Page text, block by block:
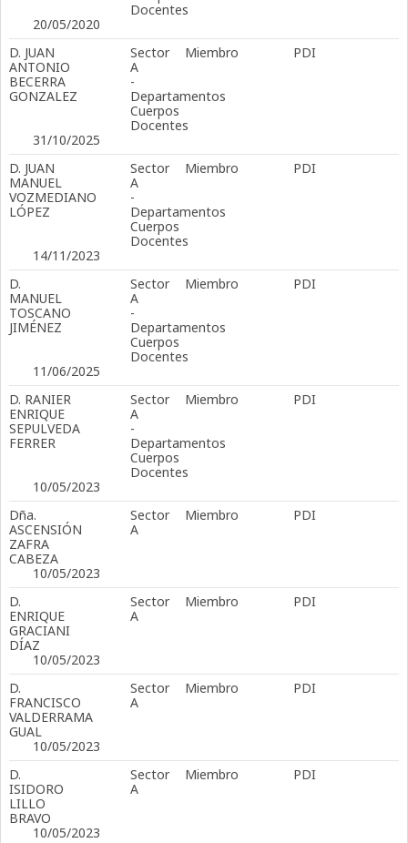
Docentes
20/05/2020
D. JUAN
ANTONIO
BECERRA
GONZALEZ
Sector
A
-
Departamentos
Cuerpos
Docentes
Miembro PDI
31/10/2025
D. JUAN
MANUEL
VOZMEDIANO
LÓPEZ
Sector
A
-
Departamentos
Cuerpos
Docentes
Miembro PDI
14/11/2023
D.
MANUEL
TOSCANO
JIMÉNEZ
Sector
A
-
Departamentos
Cuerpos
Docentes
Miembro PDI
11/06/2025
D. RANIER
ENRIQUE
SEPULVEDA
FERRER
Sector
A
-
Departamentos
Cuerpos
Docentes
Miembro PDI
10/05/2023
Dña.
ASCENSIÓN
ZAFRA
CABEZA
Sector
A
Miembro PDI
10/05/2023
D.
ENRIQUE
GRACIANI
DÍAZ
Sector
A
Miembro PDI
10/05/2023
D.
FRANCISCO
VALDERRAMA
GUAL
Sector
A
Miembro PDI
10/05/2023
D.
ISIDORO
LILLO
BRAVO
Sector
A
Miembro PDI
10/05/2023